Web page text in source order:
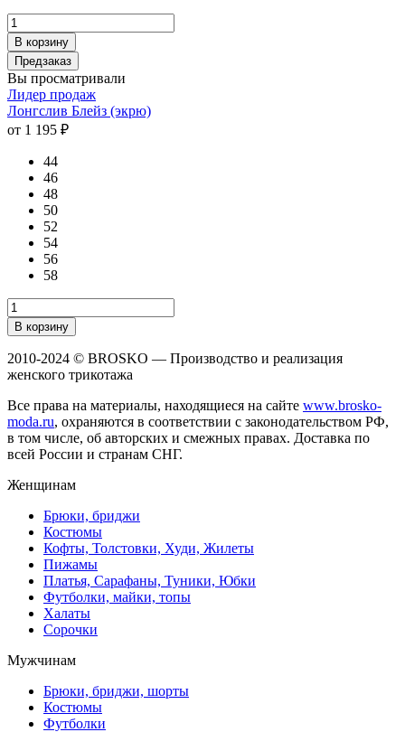
В корзину
Предзаказ
Вы просматривали
Лидер продаж
Лонгслив Блейз (экрю)
от 1 195 ₽
44
46
48
50
52
54
56
58
В корзину
2010-2024 © BROSKO — Производство и реализация
женского трикотажа
Все права на материалы, находящиеся на сайте www.brosko-
moda.ru, охраняются в соответствии с законодательством РФ,
в том числе, об авторских и смежных правах. Доставка по
всей России и странам СНГ.
Женщинам
Брюки, бриджи
Костюмы
Кофты, Толстовки, Худи, Жилеты
Пижамы
Платья, Сарафаны, Туники, Юбки
Футболки, майки, топы
Халаты
Сорочки
Мужчинам
Брюки, бриджи, шорты
Костюмы
Футболки